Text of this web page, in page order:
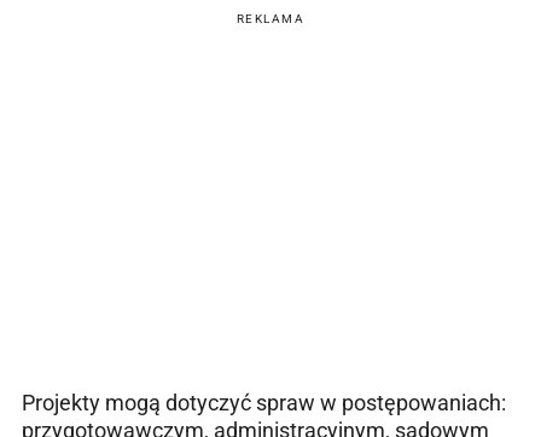
REKLAMA
Projekty mogą dotyczyć spraw w postępowaniach:
przygotowawczym, administracyjnym, sądowym